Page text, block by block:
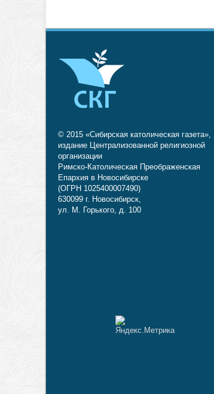
© 2015 «Сибирская католическая газета»,
издание Централизованной религиозной
организации
Римско-Католическая Преображенская
Епархия в Новосибирске
(ОГРН 1025400007490)
630099 г. Новосибирск,
ул. М. Горького, д. 100